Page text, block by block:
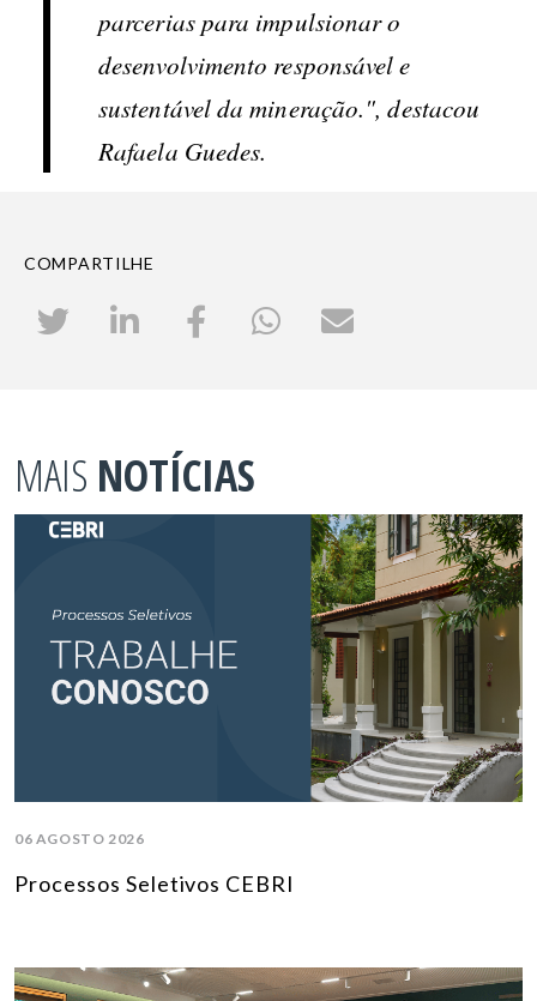
parcerias para impulsionar o
desenvolvimento responsável e
sustentável da mineração.", destacou
Rafaela Guedes.
COMPARTILHE
MAIS NOTÍCIAS
06 AGOSTO 2026
Processos Seletivos CEBRI